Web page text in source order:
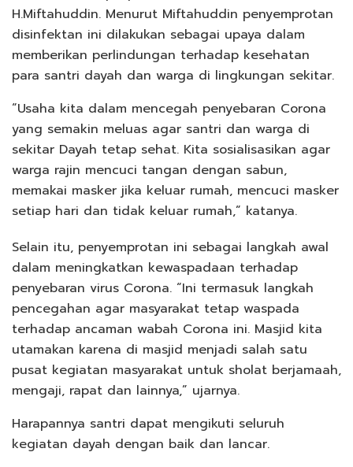
H.Miftahuddin. Menurut Miftahuddin penyemprotan
disinfektan ini dilakukan sebagai upaya dalam
memberikan perlindungan terhadap kesehatan
para santri dayah dan warga di lingkungan sekitar.
“Usaha kita dalam mencegah penyebaran Corona
yang semakin meluas agar santri dan warga di
sekitar Dayah tetap sehat. Kita sosialisasikan agar
warga rajin mencuci tangan dengan sabun,
memakai masker jika keluar rumah, mencuci masker
setiap hari dan tidak keluar rumah,” katanya.
Selain itu, penyemprotan ini sebagai langkah awal
dalam meningkatkan kewaspadaan terhadap
penyebaran virus Corona. “Ini termasuk langkah
pencegahan agar masyarakat tetap waspada
terhadap ancaman wabah Corona ini. Masjid kita
utamakan karena di masjid menjadi salah satu
pusat kegiatan masyarakat untuk sholat berjamaah,
mengaji, rapat dan lainnya,” ujarnya.
Harapannya santri dapat mengikuti seluruh
kegiatan dayah dengan baik dan lancar.